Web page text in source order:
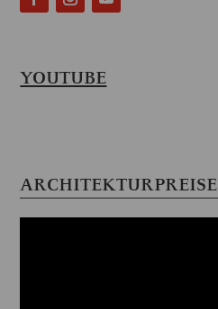
YOUTUBE
ARCHITEKTURPREISE